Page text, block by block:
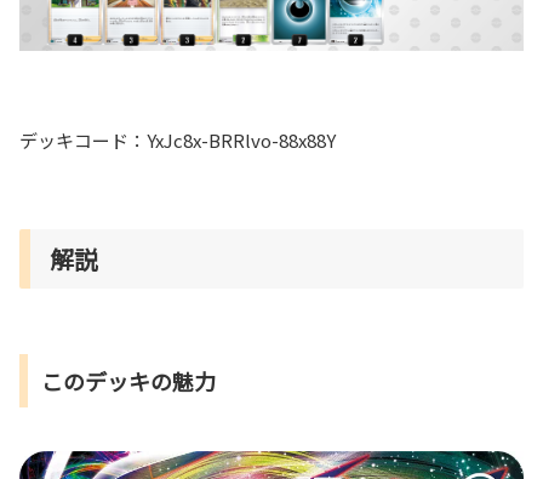
デッキコード：YxJc8x-BRRlvo-88x88Y
解説
このデッキの魅力